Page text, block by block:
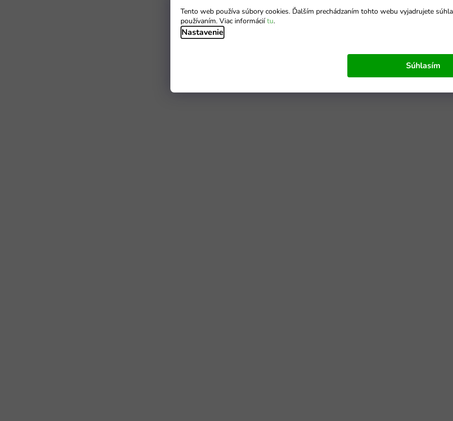
Tento web používa súbory cookies. Ďalším prechádzaním tohto webu vyjadrujete
používaním. Viac informáciítu.
Nastavenie
Súhlasím